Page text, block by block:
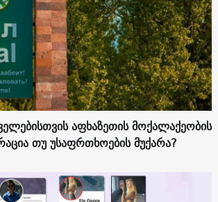
აფხაზეთის მოქალაქეობის
თუ უსაფრთხოების მუქარა?